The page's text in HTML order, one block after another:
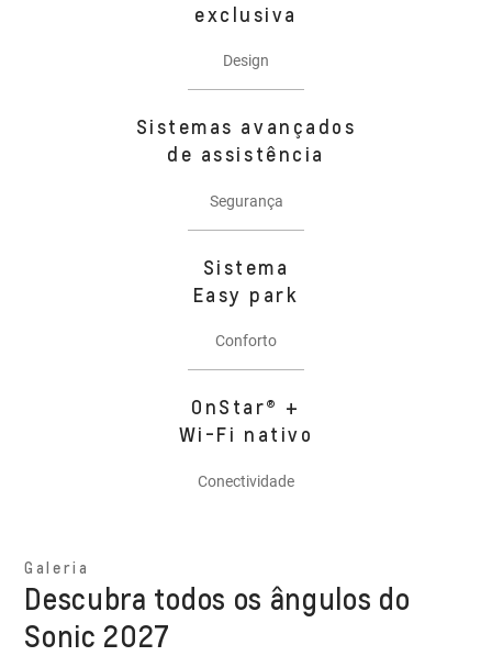
exclusiva
Design
Sistemas avançados
de assistência
Segurança
Sistema
Easy park
Conforto
OnStar® +
Wi-Fi nativo
Conectividade
Galeria
Descubra todos os ângulos do
Sonic 2027